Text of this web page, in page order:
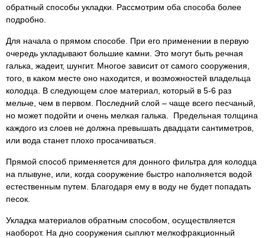
обратный способы укладки. Рассмотрим оба способа более
подробно.
Для начала о прямом способе. При его применении в первую
очередь укладывают большие камни. Это могут быть речная
галька, жадеит, шунгит. Многое зависит от самого сооружения,
того, в каком месте оно находится, и возможностей владельца
колодца. В следующем слое материал, который в 5-6 раз
мельче, чем в первом. Последний слой – чаще всего песчаный,
но может подойти и очень мелкая галька. Предельная толщина
каждого из слоев не должна превышать двадцати сантиметров,
или вода станет плохо просачиваться.
Прямой способ применяется для донного фильтра для колодца
на плывуне, или, когда сооружение быстро наполняется водой
естественным путем. Благодаря ему в воду не будет попадать
песок.
Укладка материалов обратным способом, осуществляется
наоборот. На дно сооружения сыплют мелкофракционный